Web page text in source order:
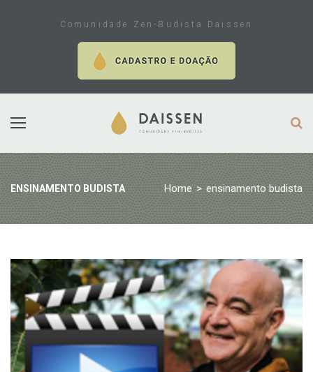
Comunidade Zen-Budista Daissen
ENSINAMENTO BUDISTA Home > ensinamento budista
Tag:
ensinamento
budista